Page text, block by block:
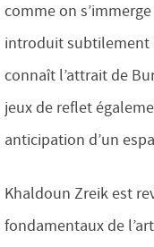
comme on
introduit subtilement
connaît l’attrait de
jeux de reflet
anticipation d’un
Khaldoun Zreik est
fondamentaux de